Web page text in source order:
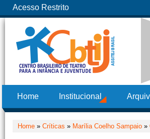
Acesso Restrito
Home Institucional
Home » Críticas » Marília Coelho Sampaio »